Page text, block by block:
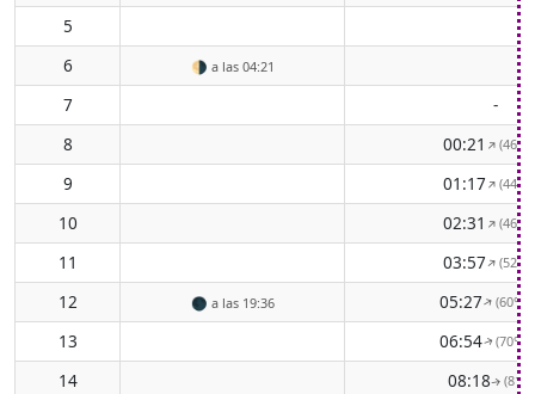
5
6
🌗 a las 04:21
7
-
8
00:21↑(46°
9 01:17↑(44°
10 02:31↑(46°
11 03:57↑(52°
12 🌑 a las 19:36 05:27↑(60°
13 06:54↑(70°
14 08:18↑(81°